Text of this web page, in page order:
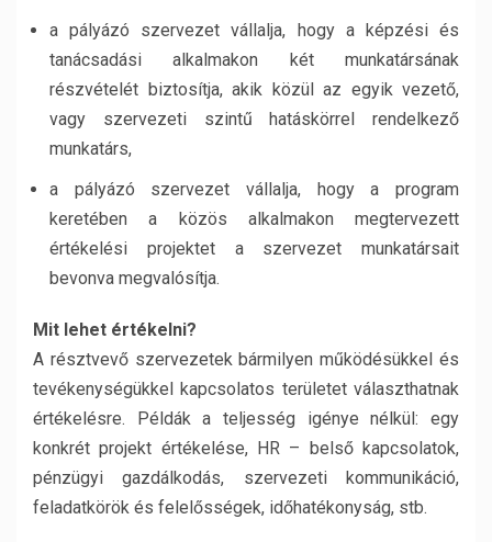
a pályázó szervezet vállalja, hogy a képzési és
tanácsadási alkalmakon két munkatársának
részvételét biztosítja, akik közül az egyik vezető,
vagy szervezeti szintű hatáskörrel rendelkező
munkatárs,
a pályázó szervezet vállalja, hogy a program
keretében a közös alkalmakon megtervezett
értékelési projektet a szervezet munkatársait
bevonva megvalósítja.
Mit lehet értékelni?
A résztvevő szervezetek bármilyen működésükkel és
tevékenységükkel kapcsolatos területet választhatnak
értékelésre. Példák a teljesség igénye nélkül: egy
konkrét projekt értékelése, HR – belső kapcsolatok,
pénzügyi gazdálkodás, szervezeti kommunikáció,
feladatkörök és felelősségek, időhatékonyság, stb.